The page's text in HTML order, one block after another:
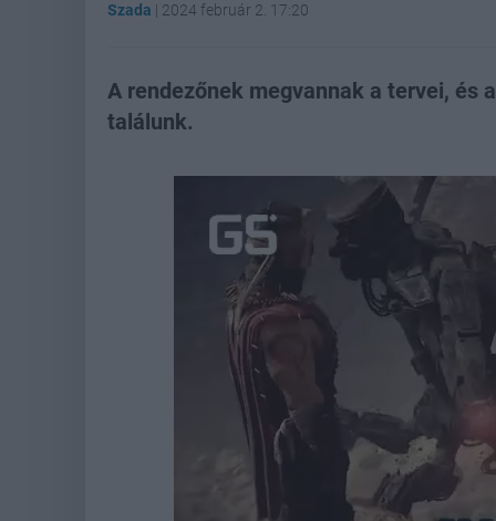
Szada | 2024 február 2. 17:20
A rendezőnek megvannak a tervei, és
találunk.